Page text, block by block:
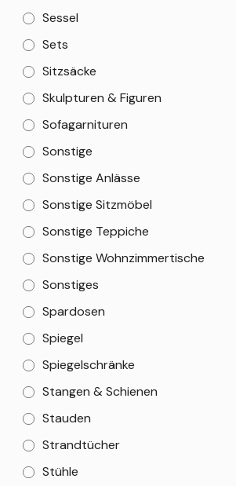
Sessel
Sets
Sitzsäcke
Skulpturen & Figuren
Sofagarnituren
Sonstige
Sonstige Anlässe
Sonstige Sitzmöbel
Sonstige Teppiche
Sonstige Wohnzimmertische
Sonstiges
Spardosen
Spiegel
Spiegelschränke
Stangen & Schienen
Stauden
Strandtücher
Stühle